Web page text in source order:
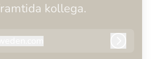
kollega.